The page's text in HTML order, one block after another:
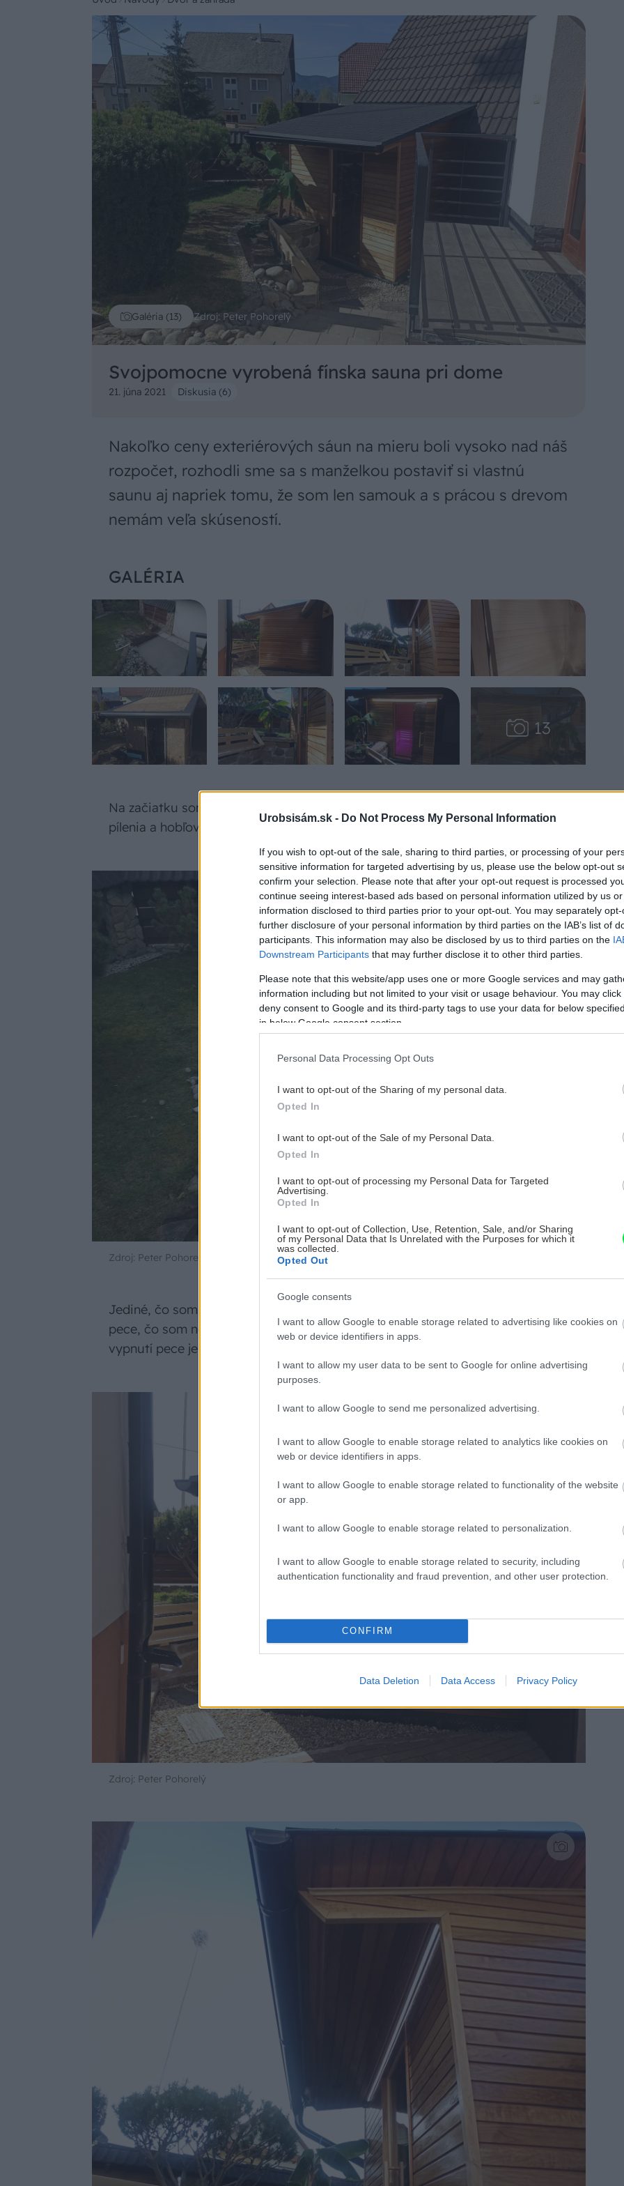
Urobsisám.sk - Do Not Process My Personal Information
If you wish to opt-out of the sale, sharing to third parties, or processing of your
sensitive information for targeted advertising by us, please use the below opt-out
confirm your selection. Please note that after your opt-out request is processed
continue seeing interest-based ads based on personal information utilized by us
information disclosed to third parties prior to your opt-out. You may separately
further disclosure of your personal information by third parties on the IAB’s list of
participants. This information may also be disclosed by us to third parties on the
Downstream Participants that may further disclose it to other third parties.
Please note that this website/app uses one or more Google services and may
information including but not limited to your visit or usage behaviour. You may
deny consent to Google and its third-party tags to use your data for below
in below Google consent section.
Personal Data Processing Opt Outs
I want to opt-out of the Sharing of my personal data.
Opted In
I want to opt-out of the Sale of my Personal Data.
Opted In
I want to opt-out of processing my Personal Data for Targeted
Advertising.
Opted In
I want to opt-out of Collection, Use, Retention, Sale, and/or Sharing
of my Personal Data that Is Unrelated with the Purposes for which it
was collected.
Opted Out
Google consents
I want to allow Google to enable storage related to advertising like cookies on
web or device identifiers in apps.
I want to allow my user data to be sent to Google for online advertising
purposes.
I want to allow Google to send me personalized advertising.
I want to allow Google to enable storage related to analytics like cookies on
web or device identifiers in apps.
I want to allow Google to enable storage related to functionality of the website
or app.
I want to allow Google to enable storage related to personalization.
I want to allow Google to enable storage related to security, including
authentication functionality and fraud prevention, and other user protection.
CONFIRM
Data Deletion Data Access Privacy Policy
Galéria (13) Zdroj: Peter Pohorelý
Svojpomocne vyrobená fínska sauna pri dome
21. júna 2021 Diskusia (6)
Nakoľko ceny exteriérových sáun na mieru boli vysoko nad náš
rozpočet, rozhodli sme sa s manželkou postaviť si vlastnú
saunu aj napriek tomu, že som len samouk a s prácou s drevom
nemám veľa skúseností.
GALÉRIA
Na začiatku som mal obavy, či to zvládnem. Výsledok niekoľko týždňového
pílenia a hobľovania za tú relaxáciu stojí.
Zdroj: Peter Pohorelý
Jediné, čo som si na saune netrúfol urobiť sám, bolo zapojenie 400V 9kW
pece, čo som nechal na odborníka. Vyhriatie sauny trvá cca 20 minút a po
vypnutí pece je teplota naakumulovaná ešte pár hodín.
Zdroj: Peter Pohorelý